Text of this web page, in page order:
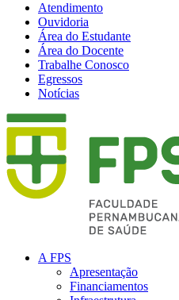
Atendimento
Ouvidoria
Área do Estudante
Área do Docente
Trabalhe Conosco
Egressos
Notícias
A FPS
Apresentação
Financiamentos